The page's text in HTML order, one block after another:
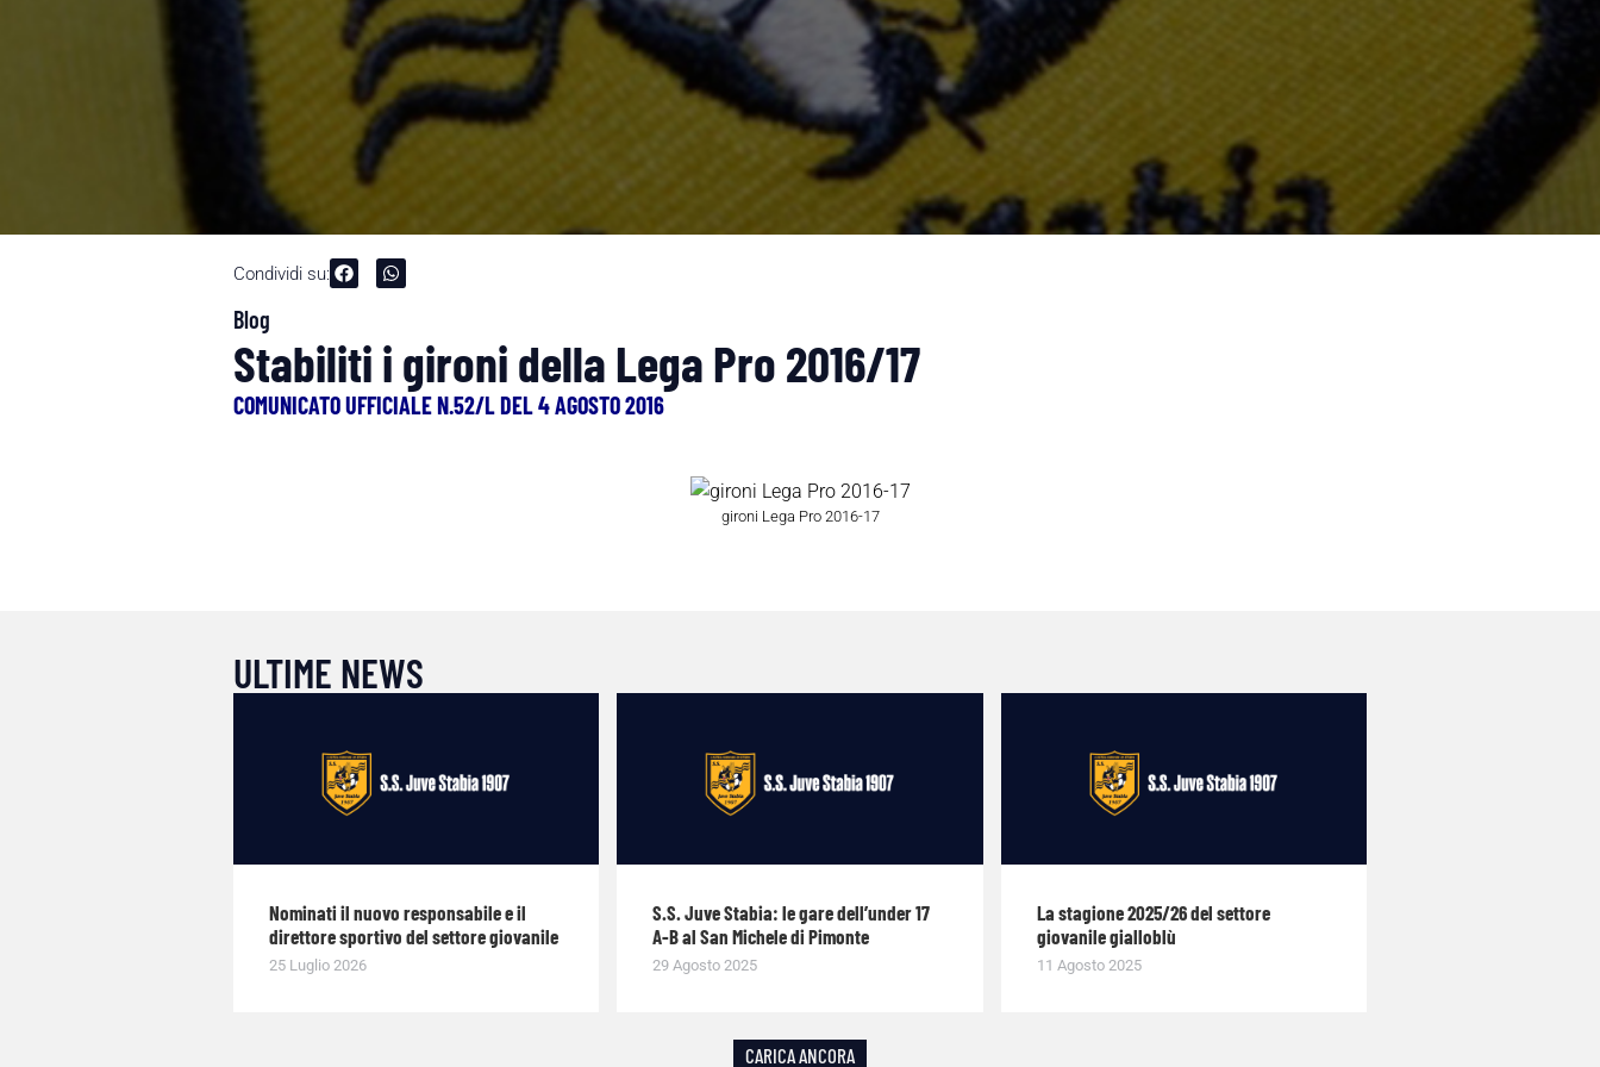
Condividi su:
Blog
Stabiliti i gironi della Lega Pro 2016/17
COMUNICATO UFFICIALE N.52/L DEL 4 AGOSTO 2016
gironi Lega Pro 2016-17
ULTIME NEWS
Nominati il nuovo responsabile e il
direttore sportivo del settore giovanile
25 Luglio 2026
S.S. Juve Stabia: le gare dell’under 17
A-B al San Michele di Pimonte
29 Agosto 2025
La stagione 2025/26 del settore
giovanile gialloblù
11 Agosto 2025
CARICA ANCORA